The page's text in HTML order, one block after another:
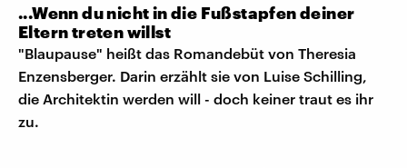
...Wenn du nicht in die Fußstapfen deiner
Eltern treten willst
"Blaupause" heißt das Romandebüt von Theresia
Enzensberger. Darin erzählt sie von Luise Schilling,
die Architektin werden will - doch keiner traut es ihr
zu.